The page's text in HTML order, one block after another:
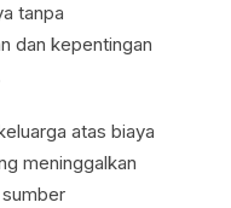
tanpa
dan kepentingan
atas biaya
meninggalkan